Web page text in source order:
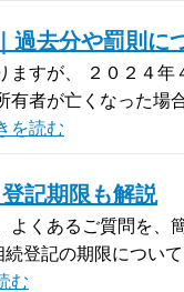
過去分や罰則に
すが、 ２０２４
有者が亡くなった場
を読む
記期限も解説
くあるご質問を、
登記の期限につい
む